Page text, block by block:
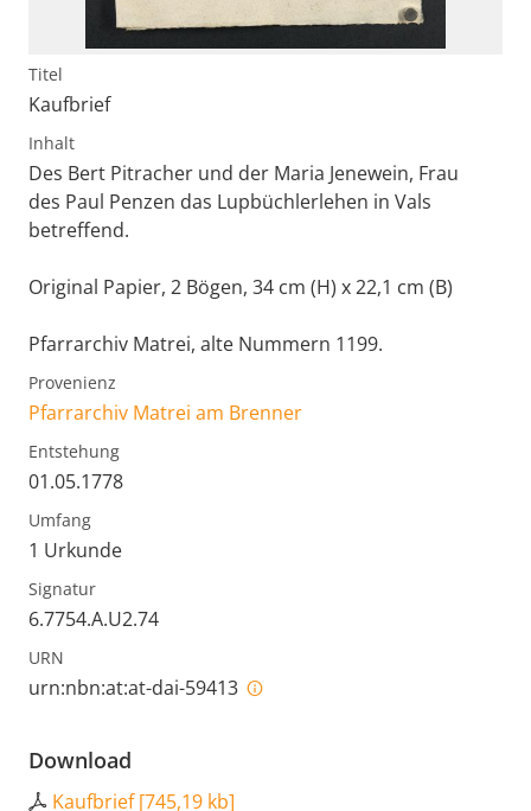
Titel
Kaufbrief
Inhalt
Des Bert Pitracher und der Maria Jenewein, Frau
des Paul Penzen das Lupbüchlerlehen in Vals
betreffend.
Original Papier, 2 Bögen, 34 cm (H) x 22,1 cm (B)
Pfarrarchiv Matrei, alte Nummern 1199.
Provenienz
Pfarrarchiv Matrei am Brenner
Entstehung
01.05.1778
Umfang
1 Urkunde
Signatur
6.7754.A.U2.74
URN
urn:nbn:at:at-dai-59413
Download
Kaufbrief[745,19 kb]